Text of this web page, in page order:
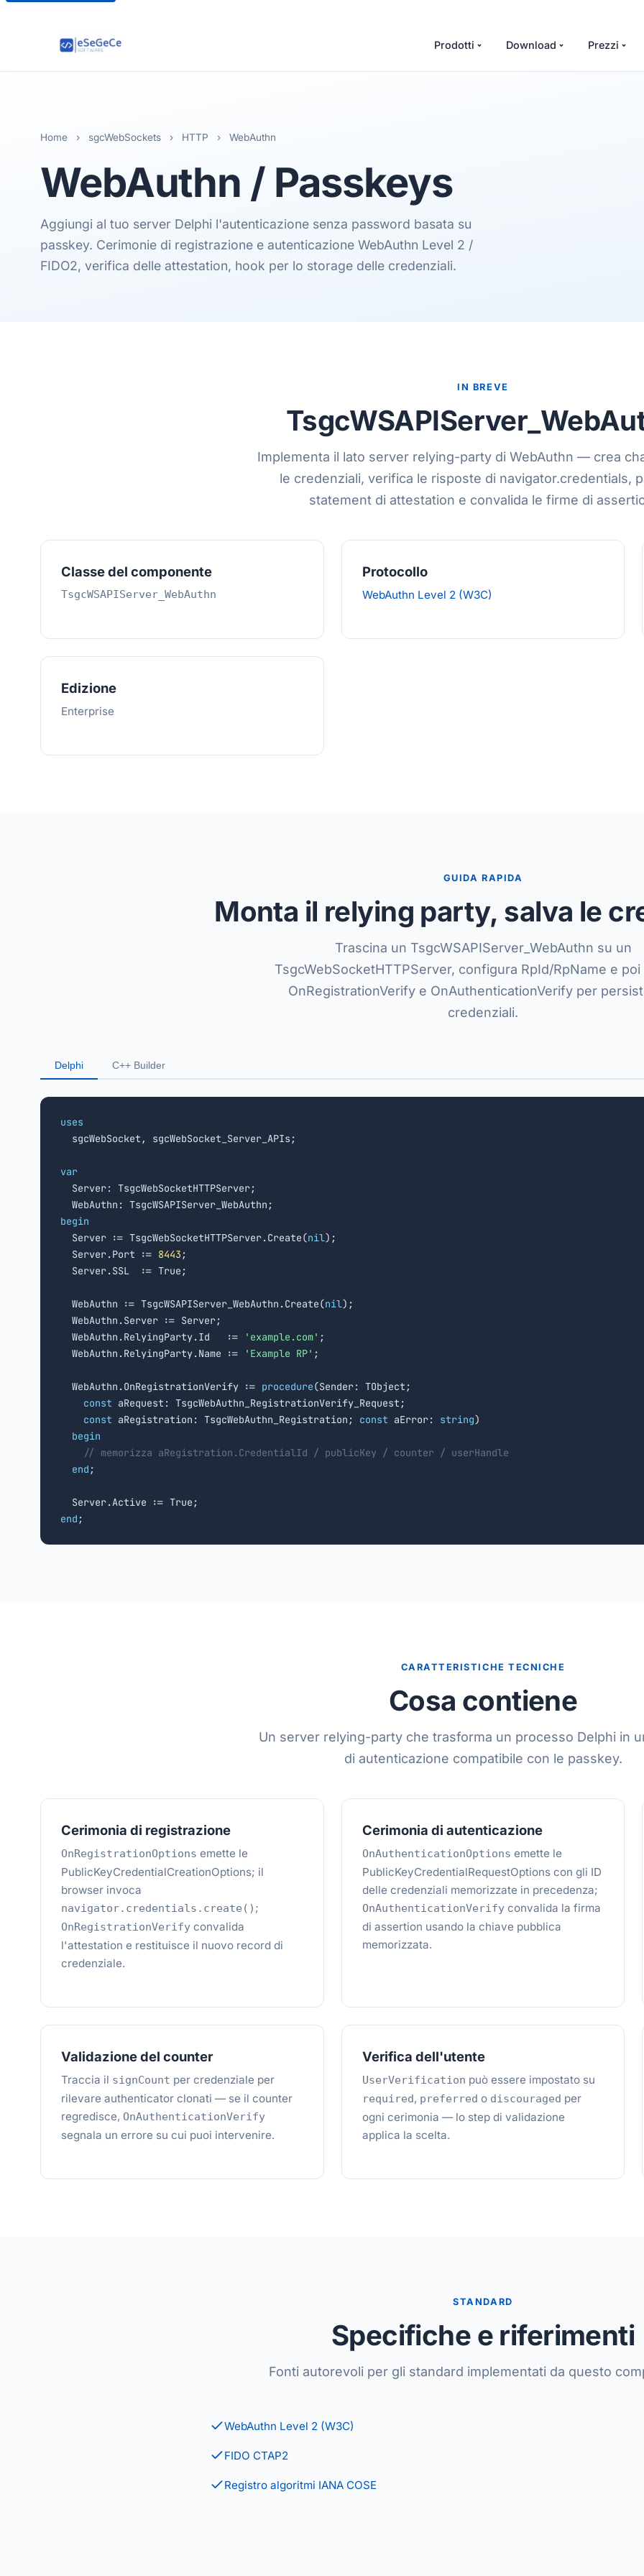
Prodotti Download Prezzi
Home › sgcWebSockets › HTTP › WebAuthn
WebAuthn / Passkeys
Aggiungi al tuo server Delphi l'autenticazione senza password basata su
passkey. Cerimonie di registrazione e autenticazione WebAuthn Level 2 /
FIDO2, verifica delle attestation, hook per lo storage delle credenziali.
IN BREVE
Implementa il lato server relying-party di WebAuthn — crea
le credenziali, verifica le risposte di navigator.credentials,
statement di attestation e convalida le firme di
Classe del componente
TsgcWSAPIServer_WebAuthn
Protocollo
WebAuthn Level 2 (W3C)
Edizione
Enterprise
GUIDA RAPIDA
Monta il relying party, salva le
Trascina un TsgcWSAPIServer_WebAuthn su un
TsgcWebSocketHTTPServer, configura RpId/RpName e
OnRegistrationVerify e OnAuthenticationVerify per
credenziali.
Delphi C++ Builder
uses
sgcWebSocket, sgcWebSocket_Server_APIs;
var
Server: TsgcWebSocketHTTPServer;
begin
Server := TsgcWebSocketHTTPServer.Create(nil);
  Server.Port :=
8443 ;
  Server.SSL  := True;
  WebAuthn := TsgcWSAPIServer_WebAuthn.Create(
nil);
  WebAuthn.Server := Server;
  WebAuthn.RelyingParty.Id   :=
'example.com' ;
  WebAuthn.RelyingParty.Name :=
'Example RP' ;
  WebAuthn.OnRegistrationVerify :=
procedure(Sender: TObject;
const aRequest: TsgcWebAuthn_RegistrationVerify_Request;
const aRegistration: TsgcWebAuthn_Registration; const aError: string)
begin
// memorizza aRegistration.CredentialId / publicKey / counter / userHandle
end ;
end ;
CARATTERISTICHE TECNICHE
Cosa contiene
Un server relying-party che trasforma un processo Delphi in
di autenticazione compatibile con le passkey.
Cerimonia di registrazione
OnRegistrationOptions emette le
PublicKeyCredentialCreationOptions; il
browser invoca
navigator.credentials.create() ;
OnRegistrationVerify convalida
l'attestation e restituisce il nuovo record di
credenziale.
Cerimonia di autenticazione
OnAuthenticationOptions emette le
PublicKeyCredentialRequestOptions con gli ID
delle credenziali memorizzate in precedenza;
OnAuthenticationVerifyconvalida la firma
di assertion usando la chiave pubblica
memorizzata.
Validazione del counter
Traccia il signCount per credenziale per
rilevare authenticator clonati — se il counter
regredisce, OnAuthenticationVerify
segnala un errore su cui puoi intervenire.
Verifica dell'utente
UserVerification può essere impostato su
required, preferred o discouraged per
ogni cerimonia — lo step di validazione
applica la scelta.
STANDARD
Specifiche e riferimenti
Fonti autorevoli per gli standard implementati da questo
WebAuthn Level 2 (W3C)
FIDO CTAP2
Registro algoritmi IANA COSE